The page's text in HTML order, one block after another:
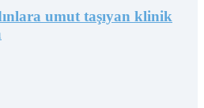
umut taşıyan klinik